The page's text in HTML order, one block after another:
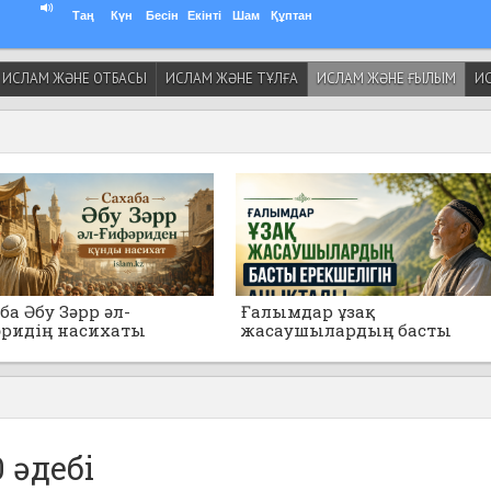
Таң Күн Бесін Екінті Шам Құптан
ИСЛАМ ЖӘНЕ ОТБАСЫ ИСЛАМ ЖӘНЕ ТҰЛҒА ИСЛАМ ЖӘНЕ ҒЫЛЫМ
Әбу Зәрр әл-
насихаты
Ғалымдар ұзақ
жасаушылардың басты